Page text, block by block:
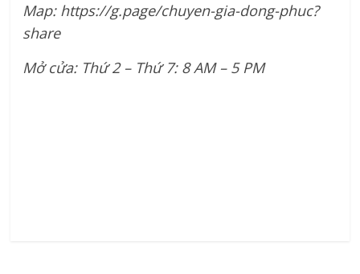
Map: https://g.page/chuyen-gia-dong-phuc?
share
Mở cửa: Thứ 2 – Thứ 7: 8 AM – 5 PM